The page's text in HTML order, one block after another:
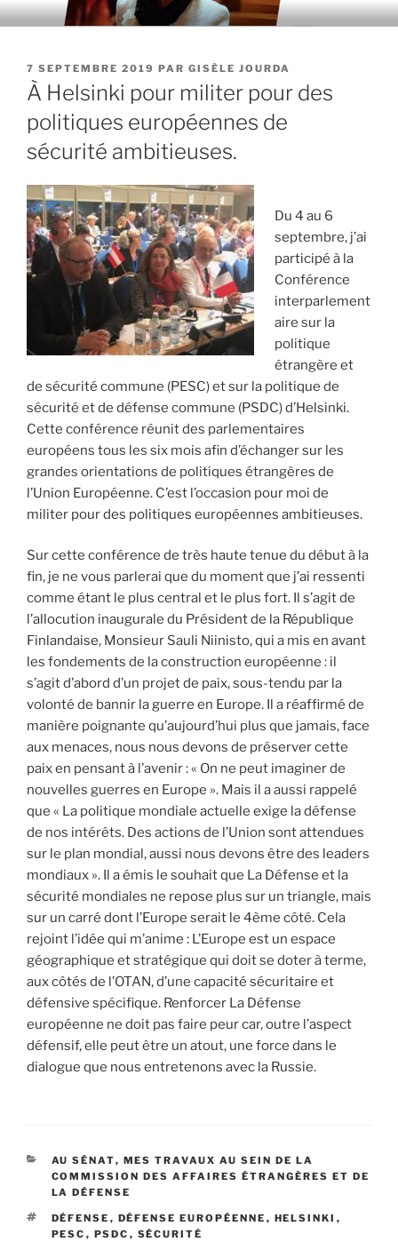
Aller
au
principal
PUBLIÉ
LE
7 SEPTEMBRE 2019 PAR GISÈLE JOURDA
À Helsinki pour militer pour des
politiques européennes de
sécurité ambitieuses.
Du 4 au 6
septembre, j’ai
participé à la
Conférence
interparlement
aire sur la
politique
étrangère et
de sécurité commune (PESC) et sur la politique de
sécurité et de défense commune (PSDC) d’Helsinki.
Cette conférence réunit des parlementaires
européens tous les six mois afin d’échanger sur les
grandes orientations de politiques étrangères de
l’Union Européenne. C’est l’occasion pour moi de
militer pour des politiques européennes ambitieuses.
Sur cette conférence de très haute tenue du début à la
fin, je ne vous parlerai que du moment que j’ai ressenti
comme étant le plus central et le plus fort. Il s’agit de
l’allocution inaugurale du Président de la République
Finlandaise, Monsieur Sauli Niinisto, qui a mis en avant
les fondements de la construction européenne : il
s’agit d’abord d’un projet de paix, sous-tendu par la
volonté de bannir la guerre en Europe. Il a réaffirmé de
manière poignante qu’aujourd’hui plus que jamais, face
aux menaces, nous nous devons de préserver cette
paix en pensant à l’avenir : « On ne peut imaginer de
nouvelles guerres en Europe ». Mais il a aussi rappelé
que « La politique mondiale actuelle exige la défense
de nos intérêts. Des actions de l’Union sont attendues
sur le plan mondial, aussi nous devons être des leaders
mondiaux ». Il a émis le souhait que La Défense et la
sécurité mondiales ne repose plus sur un triangle, mais
sur un carré dont l’Europe serait le 4ème côté. Cela
rejoint l’idée qui m’anime : L’Europe est un espace
géographique et stratégique qui doit se doter à terme,
aux côtés de l’OTAN, d’une capacité sécuritaire et
défensive spécifique. Renforcer La Défense
européenne ne doit pas faire peur car, outre l’aspect
défensif, elle peut être un atout, une force dans le
dialogue que nous entretenons avec la Russie.
CATÉGORIES
AU SÉNAT, MES TRAVAUX AU SEIN DE LA
COMMISSION DES AFFAIRES ÉTRANGÈRES ET DE
LA DÉFENSE
ÉTIQUETTES
DÉFENSE , DÉFENSE EUROPÉENNE , HELSINKI ,
PESC , PSDC , SÉCURITÉ